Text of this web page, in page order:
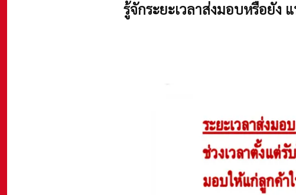
รู้จักระยะเวลาส่งมอบหรือยั